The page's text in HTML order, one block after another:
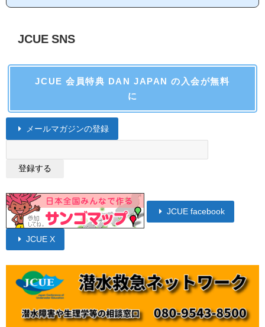
JCUE SNS
JCUE 会員特典 DAN JAPAN の入会が無料
に
メールマガジンの登録
JCUE facebook
JCUE X